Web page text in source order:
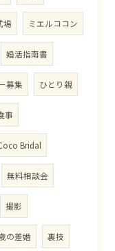
場 ミエルココン
婚活指南書
募集 ひとり親
事
Bridal
無料相談会
撮影
の差婚 裏技